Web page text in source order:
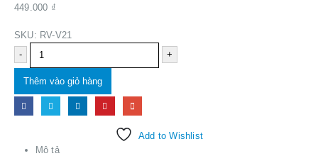
449.000 ₫
SKU: RV-V21
-
+
Thêm vào giỏ hàng
Add to Wishlist
Mô tả